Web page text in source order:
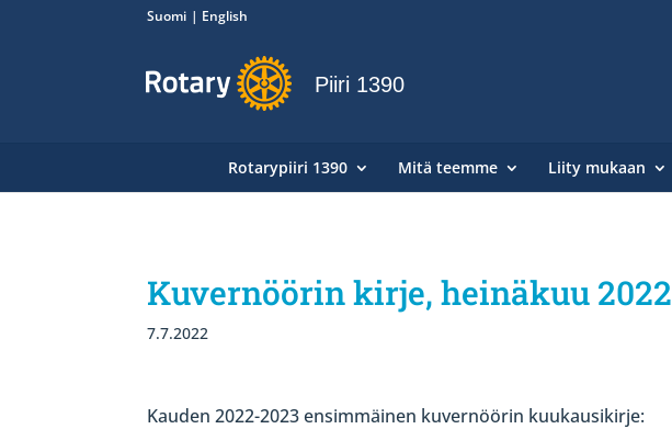
Suomi English
Piiri 1390
Rotarypiiri 1390 Mitä teemme Liity mukaan
Kuvernöörin kirje, heinäkuu 2022
7.7.2022
Kauden 2022-2023 ensimmäinen kuvernöörin kuukausikirje: